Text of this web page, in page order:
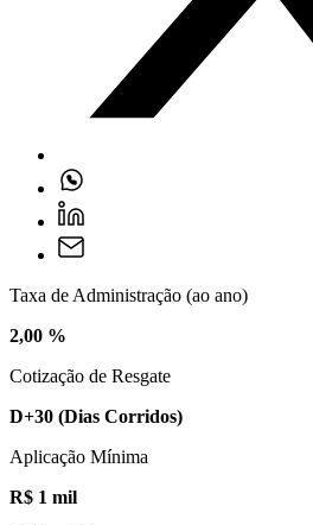
Taxa de Administração (ao ano)
2,00 %
Cotização de Resgate
D+30 (Dias Corridos)
Aplicação Mínima
R$ 1 mil